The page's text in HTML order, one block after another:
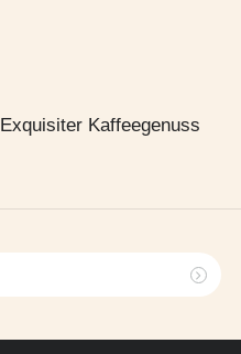
Kaffeegenuss